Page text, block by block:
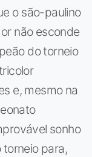
o são-paulino
não esconde
do torneio
e, mesmo na
sonho
para,